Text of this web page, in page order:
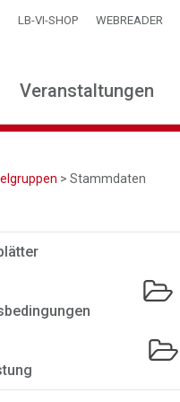
LB-VI-SHOP WEBREADER
Veranstaltungen
> Stammdaten